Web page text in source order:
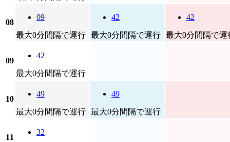
08
09
最大0分間隔で運行
42
最大0分間隔で運行
42
最大0分間隔で運
09
42
最大0分間隔で運行
10
49
最大0分間隔で運行
49
最大0分間隔で運行
11
32